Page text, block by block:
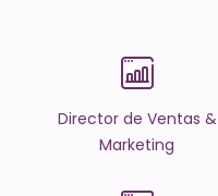
Director de Ventas &
Marketing